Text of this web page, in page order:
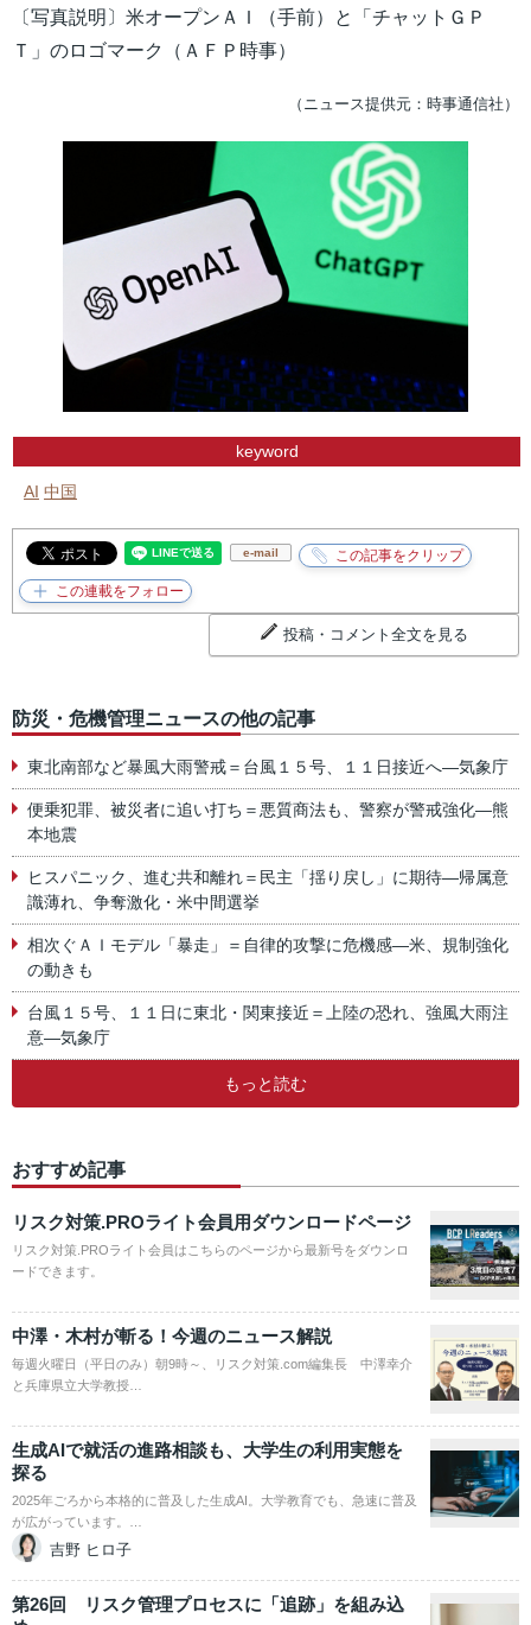
〔写真説明〕米オープンＡＩ（手前）と「チャットＧＰ
Ｔ」のロゴマーク（ＡＦＰ時事）
（ニュース提供元：時事通信社）
keyword
AI 中国
e-mail
投稿・コメント全文を見る
防災・危機管理ニュースの他の記事
東北南部など暴風大雨警戒＝台風１５号、１１日接近へ―気象庁
便乗犯罪、被災者に追い打ち＝悪質商法も、警察が警戒強化―熊
本地震
ヒスパニック、進む共和離れ＝民主「揺り戻し」に期待―帰属意
識薄れ、争奪激化・米中間選挙
相次ぐＡＩモデル「暴走」＝自律的攻撃に危機感―米、規制強化
の動きも
台風１５号、１１日に東北・関東接近＝上陸の恐れ、強風大雨注
意―気象庁
もっと読む
おすすめ記事
リスク対策.PROライト会員用ダウンロードページ
リスク対策.PROライト会員はこちらのページから最新号をダウンロ
ードできます。
中澤・木村が斬る！今週のニュース解説
毎週火曜日（平日のみ）朝9時～、リスク対策.com編集長 中澤幸介
と兵庫県立大学教授…
生成AIで就活の進路相談も、大学生の利用実態を
探る
2025年ごろから本格的に普及した生成AI。大学教育でも、急速に普及
が広がっています。…
吉野 ヒロ子
第26回 リスク管理プロセスに「追跡」を組み込